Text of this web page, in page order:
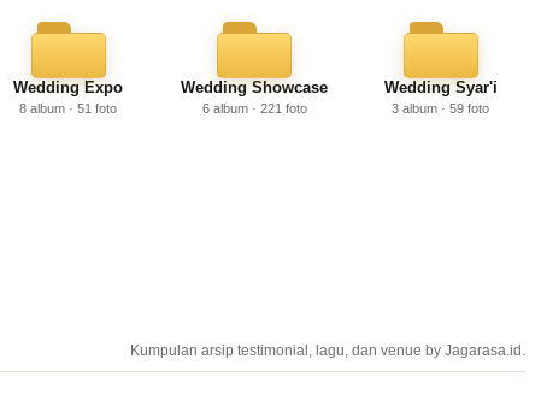
Wedding Expo
8 album · 51 foto
Wedding Showcase
6 album · 221 foto
Wedding Syar'i
3 album · 59 foto
Kumpulan arsip testimonial, lagu, dan venue by Jagarasa.id.